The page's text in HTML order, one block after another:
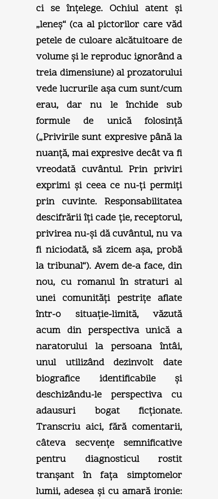
ci se înţelege. Ochiul atent şi
„leneş“ (ca al pictorilor care văd
petele de culoare alcătuitoare de
volume şi le reproduc ignorând a
treia dimensiune) al prozatorului
vede lucrurile aşa cum sunt/cum
erau, dar nu le închide sub
formule de unică folosinţă
(„Privirile sunt expresive până la
nuanţă, mai expresive decât va fi
vreodată cuvântul. Prin priviri
exprimi şi ceea ce nu-ţi permiţi
prin cuvinte. Responsabilitatea
descifrării îţi cade ţie, receptorul,
privirea nu-şi dă cuvântul, nu va
fi niciodată, să zicem aşa, probă
la tribunal“). Avem de-a face, din
nou, cu romanul în straturi al
unei comunităţi pestriţe aflate
într-o situaţie-limită, văzută
acum din perspectiva unică a
naratorului la persoana întâi,
unul utilizând dezinvolt date
biografice identificabile şi
deschizându-le perspectiva cu
adausuri bogat ficţionate.
Transcriu aici, fără comentarii,
câteva secvenţe semnificative
pentru diagnosticul rostit
tranşant în faţa simptomelor
lumii, adesea şi cu amară ironie: